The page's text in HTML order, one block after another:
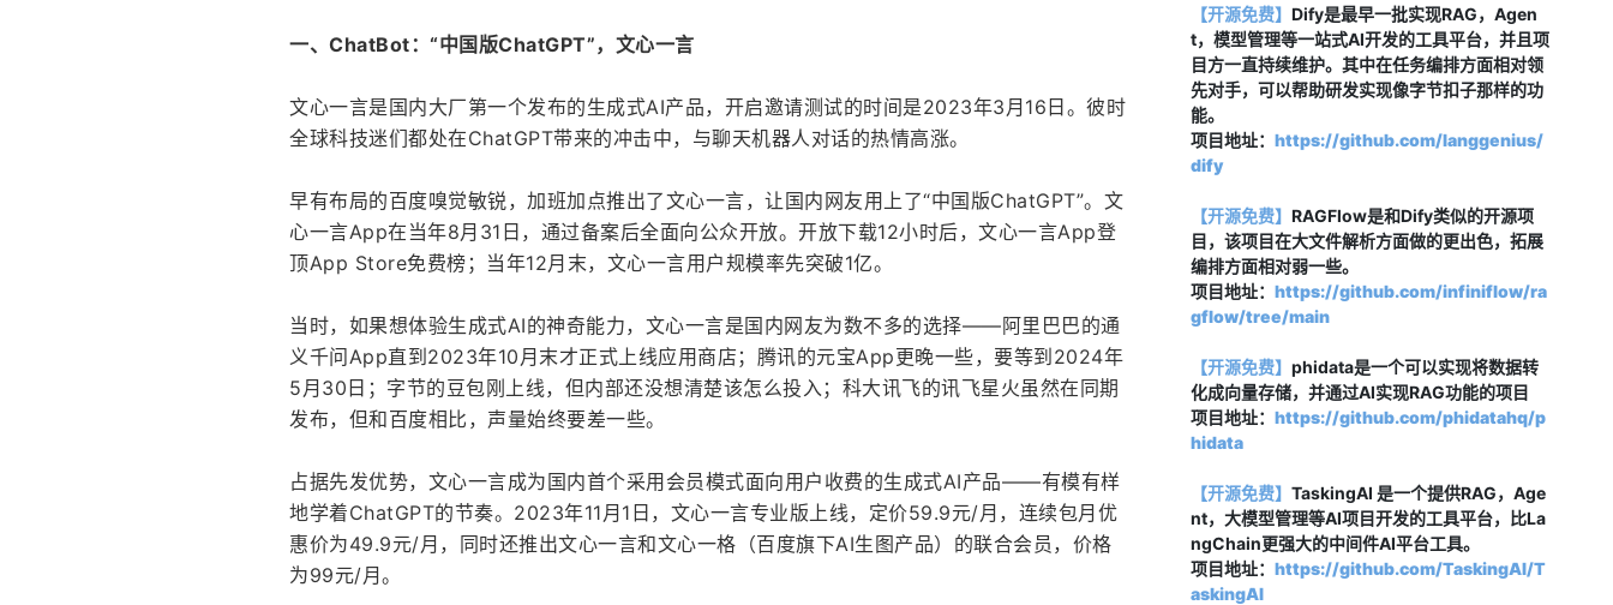
一、ChatBot：“中国版ChatGPT”，文心一言
文心一言是国内大厂第一个发布的生成式AI产品，开启邀请测试的时间是2023年3月16日。彼时
全球科技迷们都处在ChatGPT带来的冲击中，与聊天机器人对话的热情高涨。
早有布局的百度嗅觉敏锐，加班加点推出了文心一言，让国内网友用上了“中国版ChatGPT”。文
心一言App在当年8月31日，通过备案后全面向公众开放。开放下载12小时后，文心一言App登
顶App Store免费榜；当年12月末，文心一言用户规模率先突破1亿。
当时，如果想体验生成式AI的神奇能力，文心一言是国内网友为数不多的选择——阿里巴巴的通
义千问App直到2023年10月末才正式上线应用商店；腾讯的元宝App更晚一些，要等到2024年
5月30日；字节的豆包刚上线，但内部还没想清楚该怎么投入；科大讯飞的讯飞星火虽然在同期
发布，但和百度相比，声量始终要差一些。
占据先发优势，文心一言成为国内首个采用会员模式面向用户收费的生成式AI产品——有模有样
地学着ChatGPT的节奏。2023年11月1日，文心一言专业版上线，定价59.9元/月，连续包月优
惠价为49.9元/月，同时还推出文心一言和文心一格（百度旗下AI生图产品）的联合会员，价格
为99元/月。
【开源免费】 Dify是最早一批实现RAG，Agen
t，模型管理等一站式AI开发的工具平台，并且项
目方一直持续维护。其中在任务编排方面相对领
先对手，可以帮助研发实现像字节扣子那样的功
能。
项目地址： https://github.com/langgenius/
dify
【开源免费】 RAGFlow是和Dify类似的开源项
目，该项目在大文件解析方面做的更出色，拓展
编排方面相对弱一些。
项目地址： https://github.com/infiniflow/ra
gflow/tree/main
【开源免费】 phidata是一个可以实现将数据转
化成向量存储，并通过AI实现RAG功能的项目
项目地址： https://github.com/phidatahq/p
hidata
【开源免费】 TaskingAI 是一个提供RAG，Age
nt，大模型管理等AI项目开发的工具平台，比La
ngChain更强大的中间件AI平台工具。
项目地址： https://github.com/TaskingAI/T
askingAI